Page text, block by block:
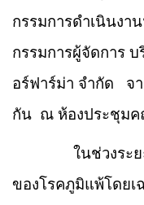
กรรมการดำเนินงา
กรรมการผู้จัดการ บ
อร์ฟาร์ม่า จำกัด
จ
กัน ณ ห้องประชุม
ในช่วงระย
ของโรคภูมิแพ้โดยเ